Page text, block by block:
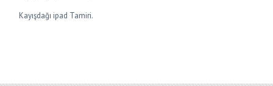
Kayışdağı ipad Tamiri.